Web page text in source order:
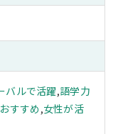
バルで活躍,語学力
すすめ ,女性が活